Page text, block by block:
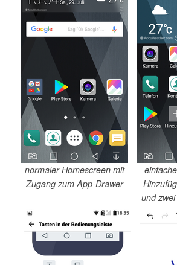
normaler Homescreen mit
Zugang zum App-Drawer
und